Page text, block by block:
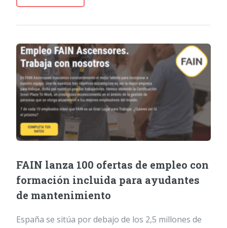
FAIN lanza 100 ofertas de empleo con
formación incluida para ayudantes
de mantenimiento
España se sitúa por debajo de los 2,5 millones de